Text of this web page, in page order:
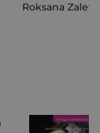
Roksana